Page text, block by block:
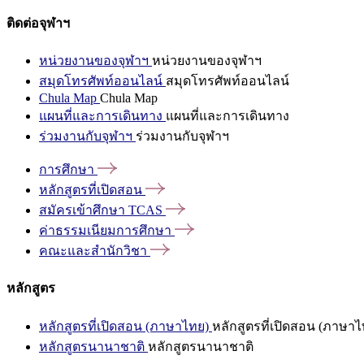
ติดต่อจุฬาฯ
หน่วยงานของจุฬาฯ หน่วยงานของจุฬาฯ
สมุดโทรศัพท์ออนไลน์ สมุดโทรศัพท์ออนไลน์
Chula Map Chula Map
แผนที่และการเดินทาง แผนที่และการเดินทาง
ร่วมงานกับจุฬาฯ ร่วมงานกับจุฬาฯ
การศึกษา
หลักสูตรที่เปิดสอน
สมัครเข้าศึกษา TCAS
ค่าธรรมเนียมการศึกษา
คณะและสำนักวิชา
หลักสูตร
หลักสูตรที่เปิดสอน (ภาษาไทย) หลักสูตรที่เปิดสอน (ภาษาไ
หลักสูตรนานาชาติ หลักสูตรนานาชาติ